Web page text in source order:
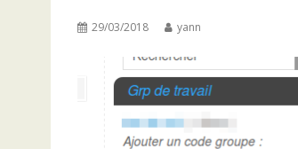
29/03/2018 yann